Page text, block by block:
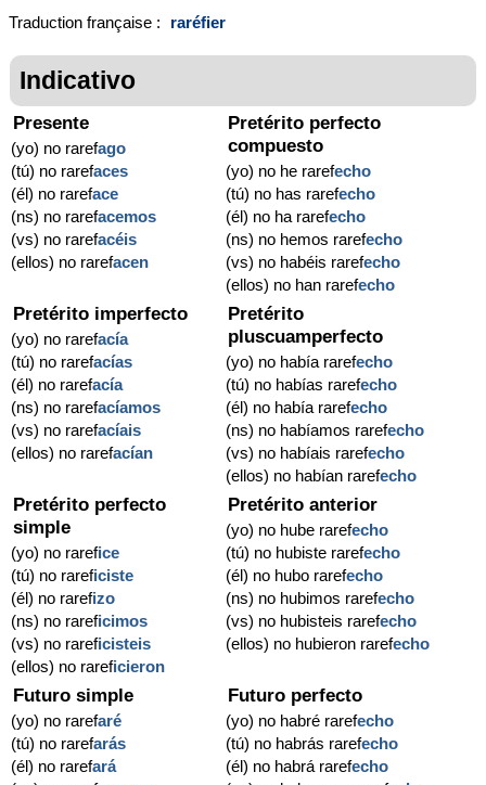
Traduction française : raréfier
Indicativo
Presente
(yo) no rarefago
(tú) no rarefaces
(él) no rareface
(ns) no rarefacemos
(vs) no rarefacéis
(ellos) no rarefacen
Pretérito perfecto
compuesto
(yo) no he rarefecho
(tú) no has rarefecho
(él) no ha rarefecho
(ns) no hemos rarefecho
(vs) no habéis rarefecho
(ellos) no han rarefecho
Pretérito imperfecto
(yo) no rarefacía
(tú) no rarefacías
(él) no rarefacía
(ns) no rarefacíamos
(vs) no rarefacíais
(ellos) no rarefacían
Pretérito
pluscuamperfecto
(yo) no había rarefecho
(tú) no habías rarefecho
(él) no había rarefecho
(ns) no habíamos rarefecho
(vs) no habíais rarefecho
(ellos) no habían rarefecho
Pretérito perfecto
simple
(yo) no rarefice
(tú) no rareficiste
(él) no rarefizo
(ns) no rareficimos
(vs) no rareficisteis
(ellos) no rareficieron
Pretérito anterior
(yo) no hube rarefecho
(tú) no hubiste rarefecho
(él) no hubo rarefecho
(ns) no hubimos rarefecho
(vs) no hubisteis rarefecho
(ellos) no hubieron rarefecho
Futuro simple
(yo) no rarefaré
(tú) no rarefarás
(él) no rarefará
Futuro perfecto
(yo) no habré rarefecho
(tú) no habrás rarefecho
(él) no habrá rarefecho